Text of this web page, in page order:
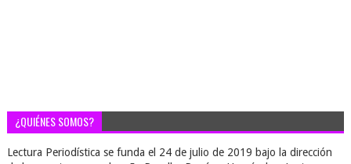
¿QUIÉNES SOMOS?
Lectura Periodística se funda el 24 de julio de 2019 bajo la dirección